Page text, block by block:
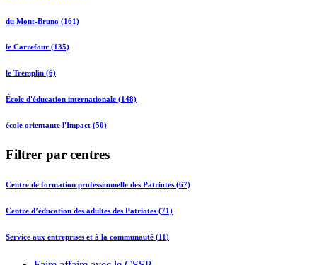
du Mont-Bruno (161)
le Carrefour (135)
le Tremplin (6)
École d'éducation internationale (148)
école orientante l'Impact (50)
Filtrer par centres
Centre de formation professionnelle des Patriotes (67)
Centre d’éducation des adultes des Patriotes (71)
Service aux entreprises et à la communauté (11)